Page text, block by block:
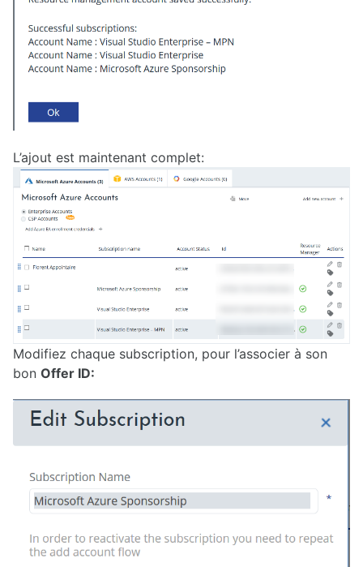
L’ajout est maintenant complet:
Modifiez chaque subscription, pour l’associer à son
bon Offer ID: